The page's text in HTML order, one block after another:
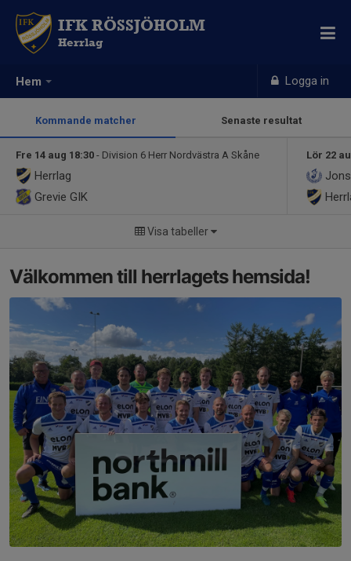
Hem Logga in
IFK RÖSSJÖHOLM
Herrlag
Kommande matcher Senaste resultat
Fre 14 aug 18:30 - Division 6 Herr Nordvästra A Skåne
Herrlag
Grevie GIK
Lör 22
Visa tabeller
Välkommen till herrlagets hemsida!